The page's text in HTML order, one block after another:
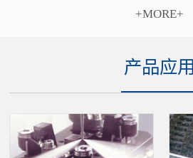
+MORE+
产品应用